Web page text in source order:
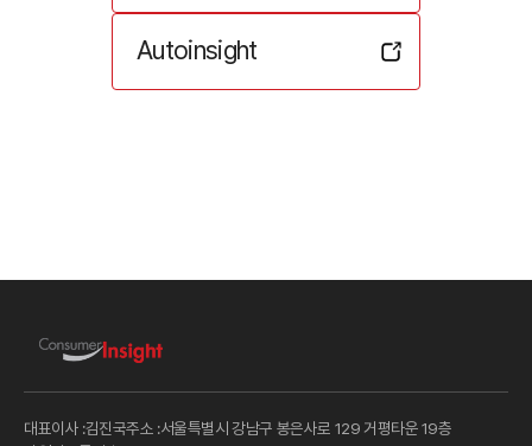
Autoinsight
대표이사 :김진국주소 :서울특별시 강남구 봉은사로 129 거평타운 19층